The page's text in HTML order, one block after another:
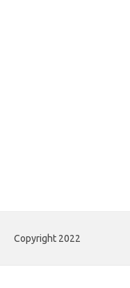
Copyright 2022